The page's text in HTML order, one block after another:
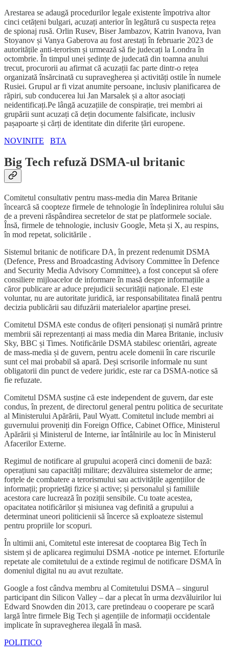
Arestarea se adaugă procedurilor legale existente împotriva altor
cinci cetățeni bulgari, acuzați anterior în legătură cu suspecta rețea
de spionaj rusă. Orlin Rusev, Biser Jambazov, Katrin Ivanova, Ivan
Stoyanov și Vanya Gaberova au fost arestați în februarie 2023 de
autoritățile anti-terorism și urmează să fie judecați la Londra în
octombrie. În timpul unei ședințe de judecată din toamna anului
trecut, procurorii au afirmat că acuzații fac parte dintr-o rețea
organizată însărcinată cu supravegherea și activități ostile în numele
Rusiei. Grupul ar fi vizat anumite persoane, inclusiv planificarea de
răpiri, sub conducerea lui Jan Marsalek și a altor asociați
neidentificați.Pe lângă acuzațiile de conspirație, trei membri ai
grupării sunt acuzați că dețin documente falsificate, inclusiv
pașapoarte și cărți de identitate din diferite țări europene.
NOVINITE
BTA
Big Tech refuză DSMA-ul britanic
Comitetul consultativ pentru mass-media din Marea Britanie
încearcă să coopteze firmele de tehnologie în îndeplinirea rolului său
de a preveni răspândirea secretelor de stat pe platformele sociale.
Însă, firmele de tehnologie, inclusiv Google, Meta și X, au respins,
în mod repetat, solicitările .
Sistemul britanic de notificare DA, în prezent redenumit DSMA
(Defence, Press and Broadcasting Advisory Committee în Defence
and Security Media Advisory Committee), a fost conceput să ofere
consiliere mijloacelor de informare în masă despre informațiile a
căror publicare ar aduce prejudicii securității naționale. El este
voluntar, nu are autoritate juridică, iar responsabilitatea finală pentru
decizia publicării sau difuzării materialelor aparține presei.
Comitetul DSMA este condus de ofițeri pensionați și numără printre
membrii săi reprezentanți ai mass media din Marea Britanie, inclusiv
Sky, BBC și Times. Notificările DSMA stabilesc orientări, agreate
de mass-media și de guvern, pentru acele domenii în care riscurile
sunt cel mai probabil să apară. Deși scrisorile informale nu sunt
obligatorii din punct de vedere juridic, este rar ca DSMA-notice să
fie refuzate.
Comitetul DSMA susține că este independent de guvern, dar este
condus, în prezent, de directorul general pentru politica de securitate
al Ministerului Apărării, Paul Wyatt. Comitetul include membri ai
guvernului proveniți din Foreign Office, Cabinet Office, Ministerul
Apărării și Ministerul de Interne, iar întâlnirile au loc în Ministerul
Afacerilor Externe.
Regimul de notificare al grupului acoperă cinci domenii de bază:
operațiuni sau capacități militare; dezvăluirea sistemelor de arme;
forțele de combatere a terorismului sau activitățile agențiilor de
informații; proprietăți fizice și active; și personalul și familiile
acestora care lucrează în poziții sensibile. Cu toate acestea,
opacitatea notificărilor și misiunea vag definită a grupului a
determinat uneori politicienii să încerce să exploateze sistemul
pentru propriile lor scopuri.
În ultimii ani, Comitetul este interesat de cooptarea Big Tech în
sistem și de aplicarea regimului DSMA -notice pe internet. Eforturile
repetate ale comitetului de a extinde regimul de notificare DSMA în
domeniul digital nu au avut rezultate.
Google a fost cândva membru al Comitetului DSMA – singurul
participant din Silicon Valley – dar a plecat în urma dezvăluirilor lui
Edward Snowden din 2013, care pretindeau o cooperare pe scară
largă între firmele Big Tech și agențiile de informații occidentale
implicate în supravegherea ilegală în masă.
POLITICO